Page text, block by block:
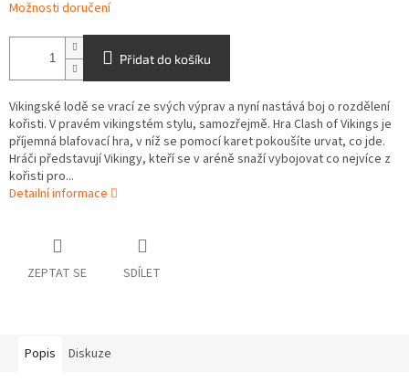
Možnosti doručení
Přidat do košíku
Vikingské lodě se vrací ze svých výprav a nyní nastává boj o rozdělení
kořisti. V pravém vikingstém stylu, samozřejmě. Hra Clash of Vikings je
příjemná blafovací hra, v níž se pomocí karet pokoušíte urvat, co jde.
Hráči představují Vikingy, kteří se v aréně snaží vybojovat co nejvíce z
kořisti pro...
Detailní informace
ZEPTAT SE SDÍLET
Popis Diskuze